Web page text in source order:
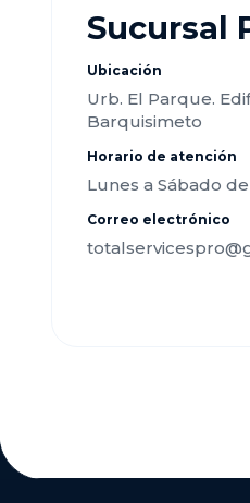
Sucursal
Ubicación
Urb. El Parque.
Barquisimeto
Horario de atención
Lunes a Sábado
Correo electrónico